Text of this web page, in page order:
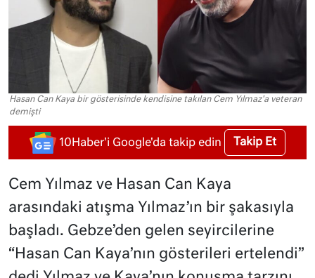
Hasan Can Kaya bir gösterisinde kendisine takılan Cem Yılmaz'a veteran
demişti
10Haber'i Google'da takip edin Takip Et
Cem Yılmaz ve Hasan Can Kaya
arasındaki atışma Yılmaz’ın bir şakasıyla
başladı. Gebze’den gelen seyircilerine
“Hasan Can Kaya’nın gösterileri ertelendi”